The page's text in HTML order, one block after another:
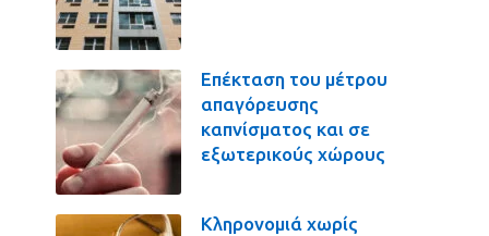
Επέκταση του μέτρου
απαγόρευσης
καπνίσματος και σε
εξωτερικούς χώρους
Κληρονομιά χωρίς